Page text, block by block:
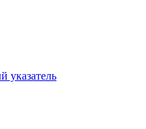
указатель